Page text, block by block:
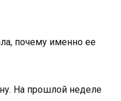
почему именно ее
На прошлой неделе